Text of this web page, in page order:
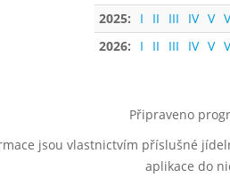
2025:
I II III IV V
2026:
I II III IV V
Připraveno
jsou vlastnictvím příslušné
aplikace do